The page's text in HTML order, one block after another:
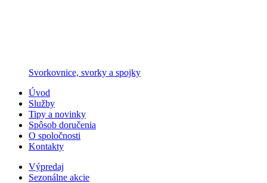
Svorkovnice, svorky a spojky
Úvod
Služby
Tipy a novinky
Spôsob doručenia
O spoločnosti
Kontakty
Výpredaj
Sezonálne akcie